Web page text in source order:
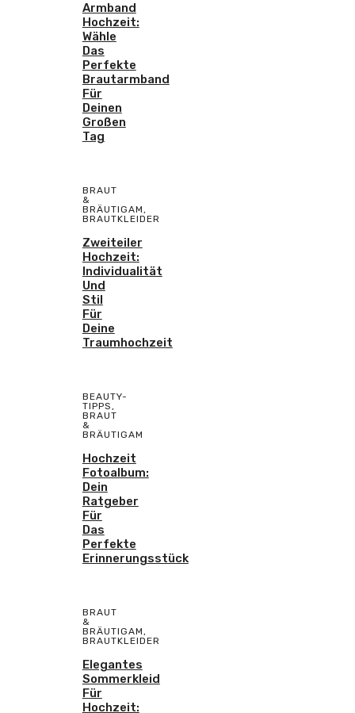
Armband
Hochzeit:
Wähle
Das
Perfekte
Brautarmband
Für
Deinen
Großen
Tag
BRAUT
&
BRÄUTIGAM,
BRAUTKLEIDER
Zweiteiler
Hochzeit:
Individualität
Und
Stil
Für
Deine
Traumhochzeit
BEAUTY-
TIPPS,
BRAUT
&
BRÄUTIGAM
Hochzeit
Fotoalbum:
Dein
Ratgeber
Für
Das
Perfekte
Erinnerungsstück
BRAUT
&
BRÄUTIGAM,
BRAUTKLEIDER
Elegantes
Sommerkleid
Für
Hochzeit: